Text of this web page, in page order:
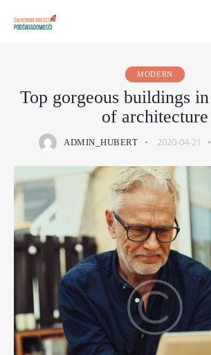
MODERN
Top gorgeous buildings
of architecture
ADMIN_HUBERT 2020-04-21